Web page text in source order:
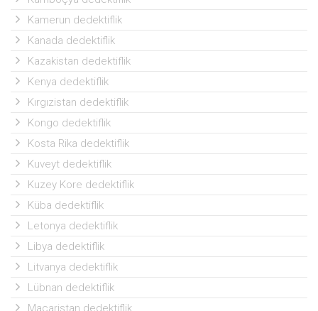
Kamerun dedektiflik
Kanada dedektiflik
Kazakistan dedektiflik
Kenya dedektiflik
Kırgızistan dedektiflik
Kongo dedektiflik
Kosta Rika dedektiflik
Kuveyt dedektiflik
Kuzey Kore dedektiflik
Küba dedektiflik
Letonya dedektiflik
Libya dedektiflik
Litvanya dedektiflik
Lübnan dedektiflik
Macaristan dedektiflik